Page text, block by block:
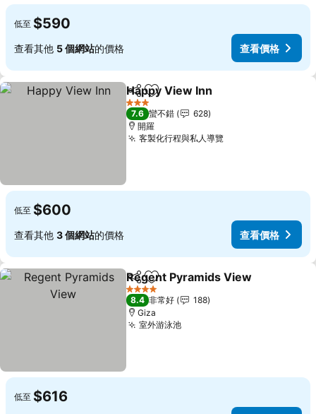
低至 $590
查看其他 5 個網站的價格 查看價格
分享 加入我的最愛
Happy View Inn
3 星級
7.6 蠻不錯
628
開羅
客製化行程與私人導覽查看價格
低至 $600
查看其他 3 個網站的價格 查看價格
分享 加入我的最愛
Regent Pyramids View
4 星級
8.4 非常好
188
Giza
室外游泳池查看價格
低至 $616